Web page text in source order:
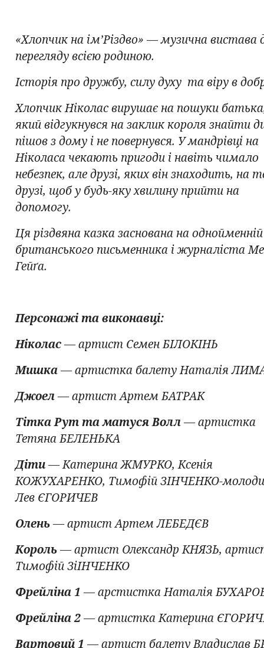
«Хлопчик на ім’Різдво» — музична вистава
перегляду всією родиною.
Історія про дружбу, силу духу та віру в
Хлопчик Ніколас вирушає на пошуки
який відгукнувся на заклик короля знайти
пішов з дому і не повернувся. У мандрівці на
Ніколаса чекають пригоди і навіть чимало
небезпек, але друзі, яких він знаходить, на
друзі, щоб у будь-яку хвилину прийти на
допомогу.
Ця різдвяна казка заснована на однойменній
британського письменника і журналіста
Гейґа.
Персонажі та виконавці:
Ніколас— артист Семен БІЛОКІНЬ
Мишка— артистка балету Наталія
Джоел— артист Артем БАТРАК
Тітка Рут та матуся Волл— артистка
Тетяна БЕЛЕНЬКА
Діти— Катерина ЖМУРКО, Ксенія
КОЖУХАРЕНКО, Тимофій ЗІНЧЕНКО-
Лев ЄГОРИЧЕВ
Олень— артист Артем ЛЕБЕДЄВ
Король— артист Олександр КНЯЗЬ,
Тимофій ЗіІНЧЕНКО
Фрейліна 1 — арстистка Наталія
Фрейліна 2— артистка Катерина
Вартовий 1 — артист балету Владислав